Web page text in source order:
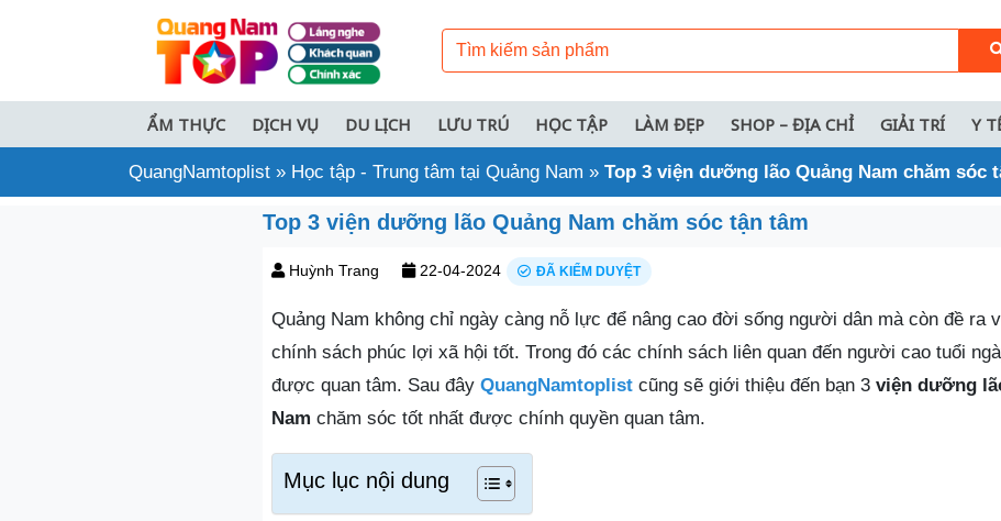
ẨM THỰC DỊCH VỤ DU LỊCH LƯU TRÚ HỌC TẬP LÀM ĐẸP SHOP – ĐỊA CHỈ GIẢI TRÍ Y
QuangNamtoplist » Học tập - Trung tâm tại Quảng Nam » Top 3 viện dưỡng lão Quảng Nam chăm sóc
Top 3 viện dưỡng lão Quảng Nam chăm sóc tận tâm
Huỳnh Trang 22-04-2024 ĐÃ KIỂM DUYỆT
Quảng Nam không chỉ ngày càng nỗ lực để nâng cao đời sống người dân mà còn đề ra
chính sách phúc lợi xã hội tốt. Trong đó các chính sách liên quan đến người cao tuổi
được quan tâm. Sau đây QuangNamtoplist cũng sẽ giới thiệu đến bạn 3 viện dưỡng
Nam chăm sóc tốt nhất được chính quyền quan tâm.
Mục lục nội dung